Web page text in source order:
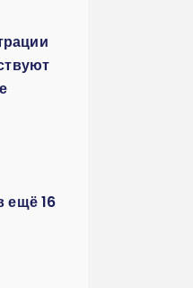
ещё 16